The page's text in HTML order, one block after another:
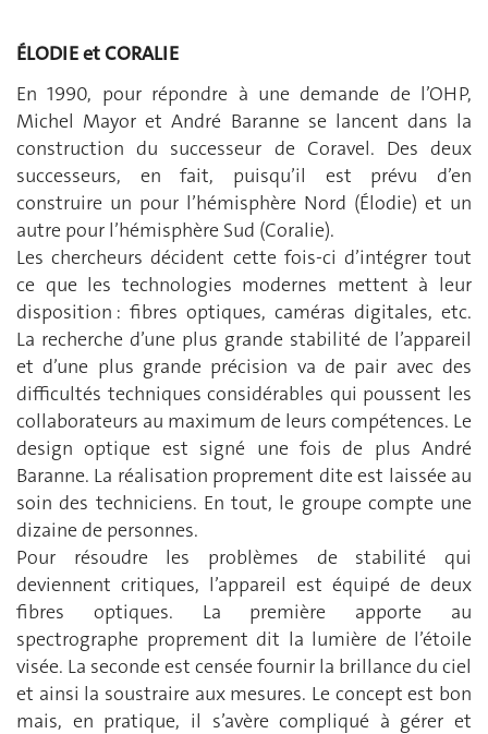
ÉLODIE et CORALIE
En 1990, pour répondre à une demande de l’OHP,
Michel Mayor et André Baranne se lancent dans la
construction du successeur de Coravel. Des deux
successeurs, en fait, puisqu’il est prévu d’en
construire un pour l’hémisphère Nord (Élodie) et un
autre pour l’hémisphère Sud (Coralie).
Les chercheurs décident cette fois-ci d’intégrer tout
ce que les technologies modernes mettent à leur
disposition : fibres optiques, caméras digitales, etc.
La recherche d’une plus grande stabilité de l’appareil
et d’une plus grande précision va de pair avec des
difficultés techniques considérables qui poussent les
collaborateurs au maximum de leurs compétences. Le
design optique est signé une fois de plus André
Baranne. La réalisation proprement dite est laissée au
soin des techniciens. En tout, le groupe compte une
dizaine de personnes.
Pour résoudre les problèmes de stabilité qui
deviennent critiques, l’appareil est équipé de deux
fibres optiques. La première apporte au
spectrographe proprement dit la lumière de l’étoile
visée. La seconde est censée fournir la brillance du ciel
et ainsi la soustraire aux mesures. Le concept est bon
mais, en pratique, il s’avère compliqué à gérer et